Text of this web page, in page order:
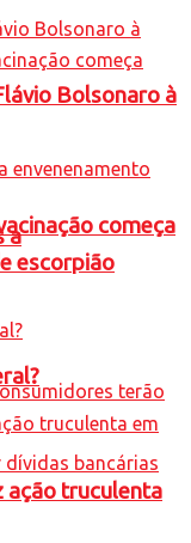
começa
Bolsonaro à
a
escorpião
ação truculenta